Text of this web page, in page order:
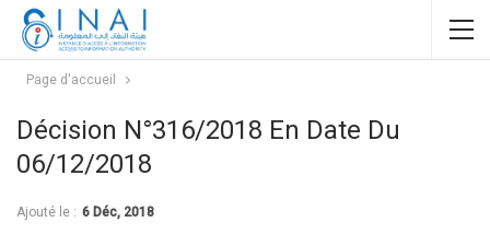
Page d'accueil
Décision N°316/2018 En Date Du
06/12/2018
Ajouté le : 6 Déc, 2018